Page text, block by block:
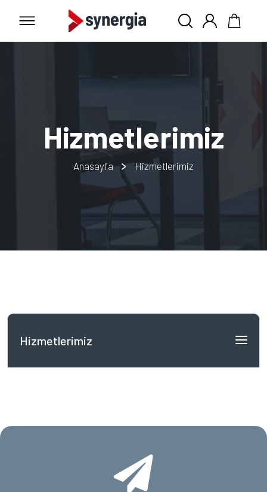
Hizmetlerimiz
Anasayfa Hizmetlerimiz
Hizmetlerimiz